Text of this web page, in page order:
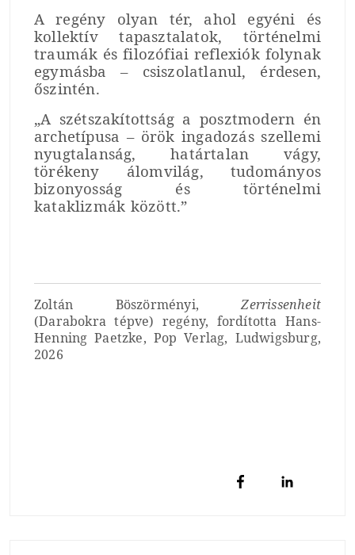
A regény olyan tér, ahol egyéni és
kollektív tapasztalatok, történelmi
traumák és filozófiai reflexiók folynak
egymásba – csiszolatlanul, érdesen,
őszintén.
„A szétszakítottság a posztmodern én
archetípusa – örök ingadozás szellemi
nyugtalanság, határtalan vágy,
törékeny álomvilág, tudományos
bizonyosság és történelmi
kataklizmák között.”
Zoltán Böszörményi,Zerrissenheit
(Darabokra tépve) regény, fordította Hans-
Henning Paetzke, Pop Verlag, Ludwigsburg,
2026